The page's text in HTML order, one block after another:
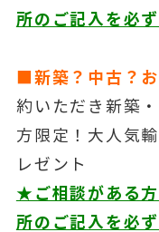
所のご記入を必
■新築？中古？お
約いただき新築
方限定！大人気
レゼント
★ご相談がある
所のご記入を必